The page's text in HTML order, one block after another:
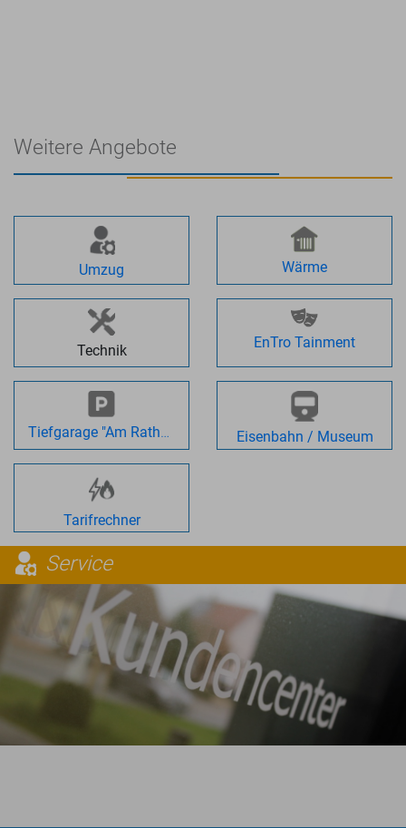
Weitere Angebote
Umzug Wärme
Technik EnTro Tainment
Tiefgarage "Am Rathaus" Eisenbahn / Museum
Tarifrechner
Service